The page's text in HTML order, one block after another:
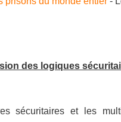
des logiques
sécuritaires et les